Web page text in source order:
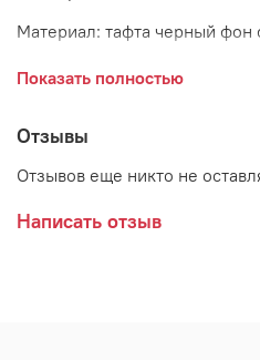
Материал: тафта черный
Страна: Россия
Показать полностью
Отзывы
Отзывов еще никто не
Написать отзыв